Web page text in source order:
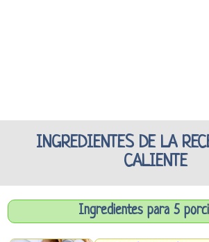
INGREDIENTES DE LA
CALIENTE
Ingredientes para 5